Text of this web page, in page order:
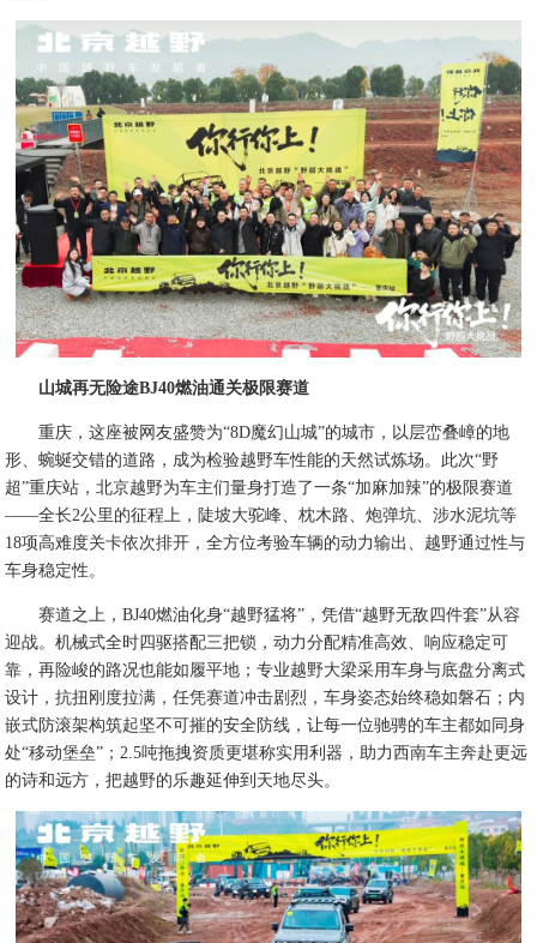
山城再无险途BJ40燃油通关极限赛道
重庆，这座被网友盛赞为“8D魔幻山城”的城市，以层峦叠嶂的地
形、蜿蜒交错的道路，成为检验越野车性能的天然试炼场。此次“野
超”重庆站，北京越野为车主们量身打造了一条“加麻加辣”的极限赛道
——全长2公里的征程上，陡坡大驼峰、枕木路、炮弹坑、涉水泥坑等
18项高难度关卡依次排开，全方位考验车辆的动力输出、越野通过性与
车身稳定性。
赛道之上，BJ40燃油化身“越野猛将”，凭借“越野无敌四件套”从容
迎战。机械式全时四驱搭配三把锁，动力分配精准高效、响应稳定可
靠，再险峻的路况也能如履平地；专业越野大梁采用车身与底盘分离式
设计，抗扭刚度拉满，任凭赛道冲击剧烈，车身姿态始终稳如磐石；内
嵌式防滚架构筑起坚不可摧的安全防线，让每一位驰骋的车主都如同身
处“移动堡垒”；2.5吨拖拽资质更堪称实用利器，助力西南车主奔赴更远
的诗和远方，把越野的乐趣延伸到天地尽头。